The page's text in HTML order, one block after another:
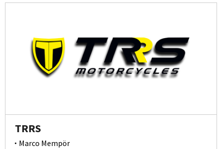
TRRS
Marco Mempör